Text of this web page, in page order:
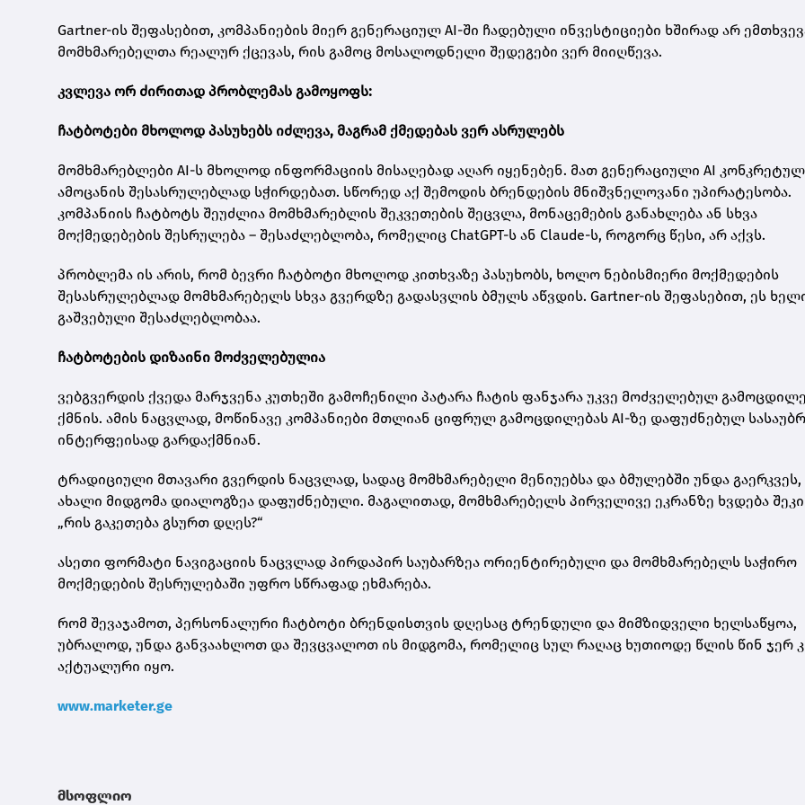
Gartner-ის შეფასებით, კომპანიების მიერ გენერაციულ AI-ში ჩადებული ინვესტიციები ხშირად არ
მომხმარებელთა რეალურ ქცევას, რის გამოც მოსალოდნელი შედეგები ვერ მიიღწევა.
კვლევა ორ ძირითად პრობლემას გამოყოფს:
ჩატბოტები მხოლოდ პასუხებს იძლევა, მაგრამ ქმედებას ვერ ასრულებს
მომხმარებლები AI-ს მხოლოდ ინფორმაციის მისაღებად აღარ იყენებენ. მათ გენერაციული AI
ამოცანის შესასრულებლად სჭირდებათ. სწორედ აქ შემოდის ბრენდების მნიშვნელოვანი უპირატესობა.
კომპანიის ჩატბოტს შეუძლია მომხმარებლის შეკვეთების შეცვლა, მონაცემების განახლება ან სხვა
მოქმედებების შესრულება – შესაძლებლობა, რომელიც ChatGPT-ს ან Claude-ს, როგორც წესი, არ აქვს.
პრობლემა ის არის, რომ ბევრი ჩატბოტი მხოლოდ კითხვაზე პასუხობს, ხოლო ნებისმიერი მოქმედების
შესასრულებლად მომხმარებელს სხვა გვერდზე გადასვლის ბმულს აწვდის. Gartner-ის შეფასებით, ეს
გაშვებული შესაძლებლობაა.
ჩატბოტების დიზაინი მოძველებულია
ვებგვერდის ქვედა მარჯვენა კუთხეში გამოჩენილი პატარა ჩატის ფანჯარა უკვე მოძველებულ
ქმნის. ამის ნაცვლად, მოწინავე კომპანიები მთლიან ციფრულ გამოცდილებას AI-ზე დაფუძნებულ
ინტერფეისად გარდაქმნიან.
ტრადიციული მთავარი გვერდის ნაცვლად, სადაც მომხმარებელი მენიუებსა და ბმულებში უნდა გაერკვეს,
ახალი მიდგომა დიალოგზეა დაფუძნებული. მაგალითად, მომხმარებელს პირველივე ეკრანზე ხვდება
„რის გაკეთება გსურთ დღეს?“
ასეთი ფორმატი ნავიგაციის ნაცვლად პირდაპირ საუბარზეა ორიენტირებული და მომხმარებელს საჭირო
მოქმედების შესრულებაში უფრო სწრაფად ეხმარება.
რომ შევაჯამოთ, პერსონალური ჩატბოტი ბრენდისთვის დღესაც ტრენდული და მიმზიდველი ხელსაწყოა,
უბრალოდ, უნდა განვაახლოთ და შევცვალოთ ის მიდგომა, რომელიც სულ რაღაც ხუთიოდე წლის წინ ჯერ
აქტუალური იყო.
www.marketer.ge
მსოფლიო